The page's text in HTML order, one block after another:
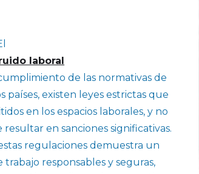
laboral
de las normativas de
existen leyes estrictas que
en los espacios laborales, y no
en sanciones significativas.
regulaciones demuestra un
responsables y seguras,